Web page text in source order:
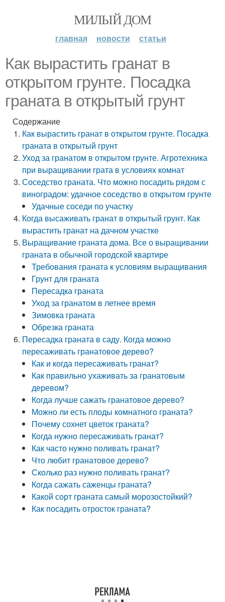
МИЛЫЙ ДОМ
главная новости статьи
Как вырастить гранат в
открытом грунте. Посадка
граната в открытый грунт
Содержание
Как вырастить гранат в открытом грунте. Посадка
граната в открытый грунт
Уход за гранатом в открытом грунте. Агротехника
при выращивании грата в условиях комнат
Соседство граната. Что можно посадить рядом с
виноградом: удачное соседство в открытом грунте
Удачные соседи по участку
Когда высаживать гранат в открытый грунт. Как
вырастить гранат на дачном участке
Выращивание граната дома. Все о выращивании
граната в обычной городской квартире
Требования граната к условиям выращивания
Грунт для граната
Пересадка граната
Уход за гранатом в летнее время
Зимовка граната
Обрезка граната
Пересадка граната в саду. Когда можно
пересаживать гранатовое дерево?
Как и когда пересаживать гранат?
Как правильно ухаживать за гранатовым
деревом?
Когда лучше сажать гранатовое дерево?
Можно ли есть плоды комнатного граната?
Почему сохнет цветок граната?
Когда нужно пересаживать гранат?
Как часто нужно поливать гранат?
Что любит гранатовое дерево?
Сколько раз нужно поливать гранат?
Когда сажать саженцы граната?
Какой сорт граната самый морозостойкий?
Как посадить отросток граната?